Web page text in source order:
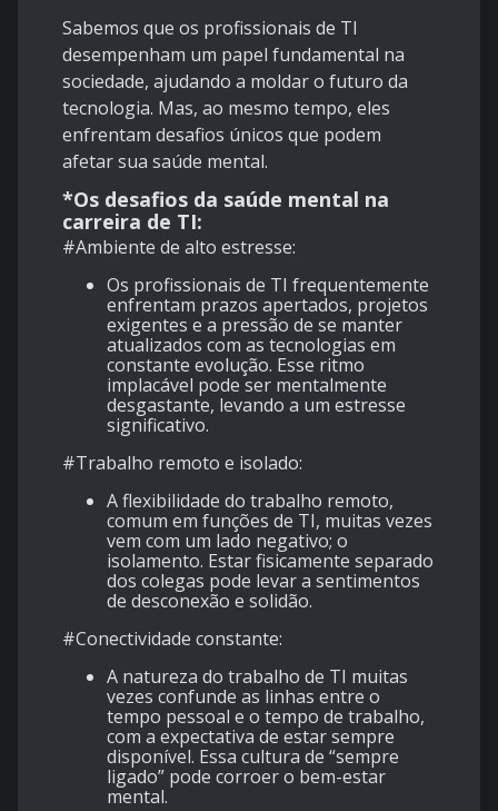
Sabemos que os profissionais de TI
desempenham um papel fundamental na
sociedade, ajudando a moldar o futuro da
tecnologia. Mas, ao mesmo tempo, eles
enfrentam desafios únicos que podem
afetar sua saúde mental.
*Os desafios da saúde mental na
carreira de TI:
#Ambiente de alto estresse:
Os profissionais de TI frequentemente
enfrentam prazos apertados, projetos
exigentes e a pressão de se manter
atualizados com as tecnologias em
constante evolução. Esse ritmo
implacável pode ser mentalmente
desgastante, levando a um estresse
significativo.
#Trabalho remoto e isolado:
A flexibilidade do trabalho remoto,
comum em funções de TI, muitas vezes
vem com um lado negativo; o
isolamento. Estar fisicamente separado
dos colegas pode levar a sentimentos
de desconexão e solidão.
#Conectividade constante:
A natureza do trabalho de TI muitas
vezes confunde as linhas entre o
tempo pessoal e o tempo de trabalho,
com a expectativa de estar sempre
disponível. Essa cultura de “sempre
ligado” pode corroer o bem-estar
mental.